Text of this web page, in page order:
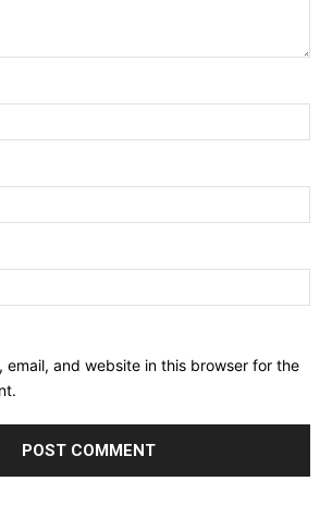
email, and website in this browser for the